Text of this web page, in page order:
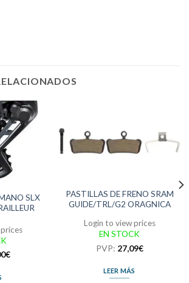
SLX
€
PASTILLAS DE FRENO SRAM
GUIDE/TRL/G2 ORAGNICA
Login to view prices
EN STOCK
PVP: 27,09€
LEER MÁS